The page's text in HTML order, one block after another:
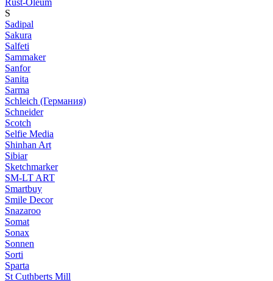
Rust-Oleum
S
Sadipal
Sakura
Salfeti
Sammaker
Sanfor
Sanita
Sarma
Schleich (Германия)
Schneider
Scotch
Selfie Media
Shinhan Art
Sibiar
Sketchmarker
SM-LT ART
Smartbuy
Smile Decor
Snazaroo
Somat
Sonax
Sonnen
Sorti
Sparta
St Cuthberts Mill